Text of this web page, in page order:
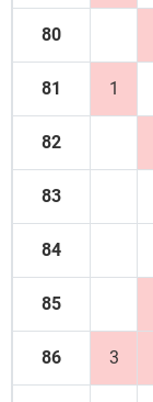
80
81 1
82
83
84
85
86 3